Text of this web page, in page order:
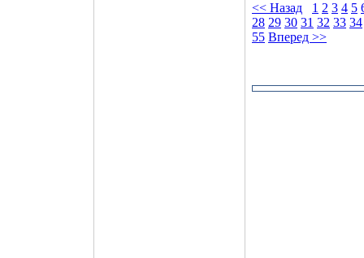
<< Назад
1 2 3 4 5
28 29 30 31 32 33 34
55 Вперед >>